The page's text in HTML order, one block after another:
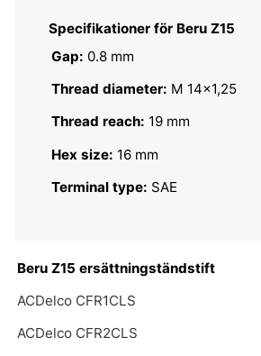
Specifikationer för Beru Z15
Gap: 0.8 mm
Thread diameter: M 14x1,25
Thread reach: 19 mm
Hex size: 16 mm
Terminal type: SAE
Beru Z15 ersättningständstift
ACDelco CFR1CLS
ACDelco CFR2CLS